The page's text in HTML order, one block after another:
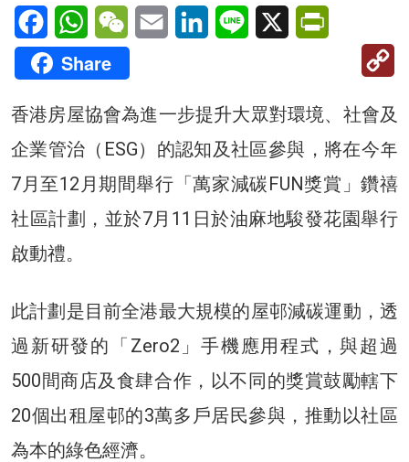
FacebookWhatsAppWeChatEmail LinkedInLine X
Share
香港房屋協會為進一步提升大眾對環境、社會及
企業管治（ESG）的認知及社區參與，將在今年
7月至12月期間舉行「萬家減碳FUN獎賞」鑽禧
社區計劃，並於7月11日於油麻地駿發花園舉行
啟動禮。
此計劃是目前全港最大規模的屋邨減碳運動，透
過新研發的「Zero2」手機應用程式，與超過
500間商店及食肆合作，以不同的獎賞鼓勵轄下
20個出租屋邨的3萬多戶居民參與，推動以社區
為本的綠色經濟。